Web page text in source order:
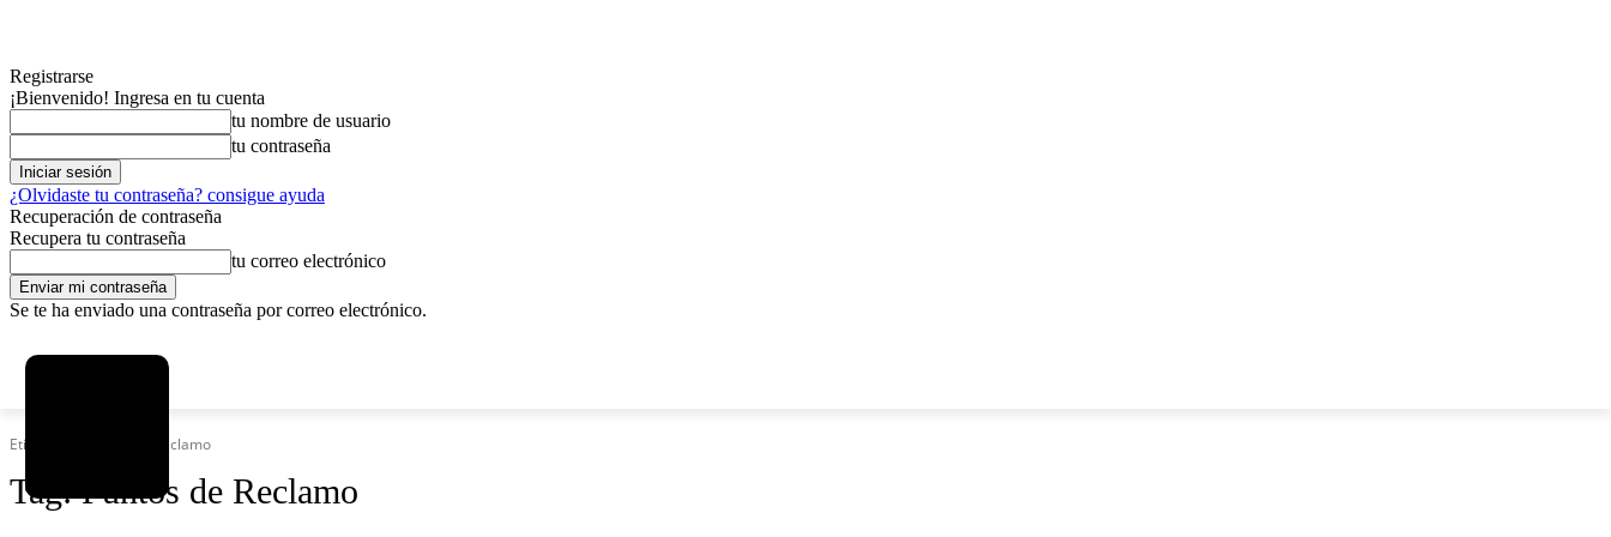
Registrarse
¡Bienvenido! Ingresa en tu cuenta
tu nombre de usuario
tu contraseña
¿Olvidaste tu contraseña? consigue ayuda
Recuperación de contraseña
Recupera tu contraseña
tu correo electrónico
Se te ha enviado una contraseña por correo electrónico.
Etiquetas Puntos de Reclamo
Tag:Puntos de Reclamo